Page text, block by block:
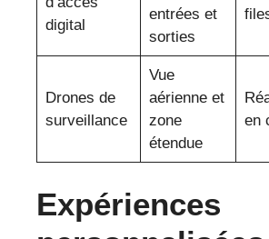
digital
entrées et
sorties
Drones de
surveillance
Vue
aérienne et
zone
étendue
en
Expériences